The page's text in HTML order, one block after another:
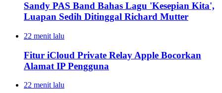
Sandy PAS Band Bahas Lagu 'Kesepian Kita',
Luapan Sedih Ditinggal Richard Mutter
22 menit lalu
Fitur iCloud Private Relay Apple Bocorkan
Alamat IP Pengguna
22 menit lalu